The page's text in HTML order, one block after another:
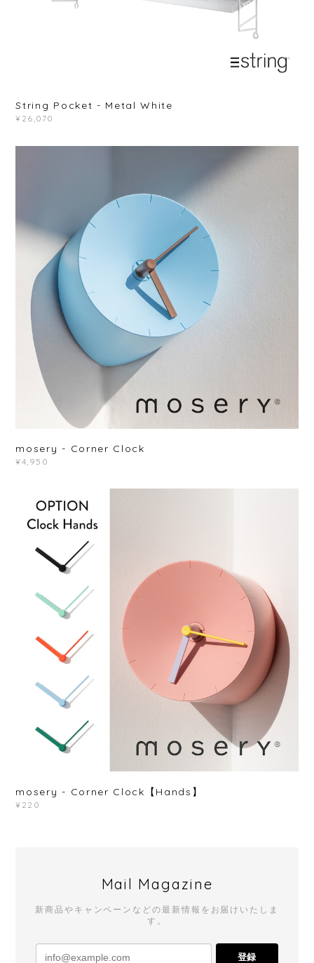
String Pocket - Metal White
¥26,070
mosery - Corner Clock
¥4,950
mosery - Corner Clock【Hands】
¥220
Mail Magazine
新商品やキャンペーンなどの最新情報をお届けいたしま
す。
登録